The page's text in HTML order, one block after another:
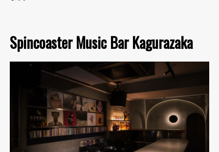
Spincoaster Music Bar Kagurazaka